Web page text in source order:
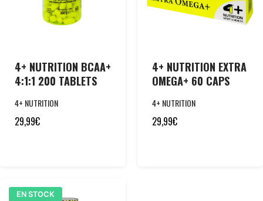
4+ NUTRITION BCAA+
4:1:1 200 TABLETS
4+ NUTRITION
29,99€
4+ NUTRITION EXTRA
OMEGA+ 60 CAPS
4+ NUTRITION
29,99€
EN STOCK